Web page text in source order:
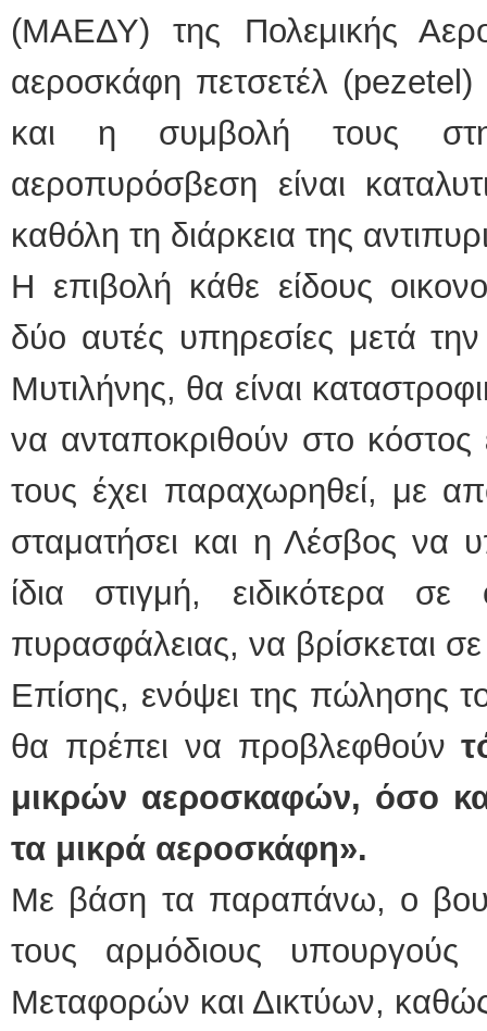
(ΜΑΕΔΥ) της Πολεμικής
αεροσκάφη πετσετέλ (pezetel)
και η συμβολή τους
αεροπυρόσβεση είναι
καθόλη τη διάρκεια της
Η επιβολή κάθε είδους
δύο αυτές υπηρεσίες μετά
Μυτιλήνης, θα είναι
να ανταποκριθούν στο
τους έχει παραχωρηθεί, με
σταματήσει και η Λέσβος να
ίδια στιγμή, ειδικότερα
πυρασφάλειας, να βρίσκεται
Επίσης, ενόψει της πώλησης
θα πρέπει να προβλεφθούν
μικρών αεροσκαφών, όσο
τα μικρά αεροσκάφη».
Με βάση τα παραπάνω, ο
τους αρμόδιους
Μεταφορών και Δικτύων,